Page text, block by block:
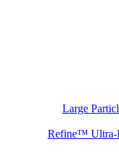
Large
Refine™ Ultra-